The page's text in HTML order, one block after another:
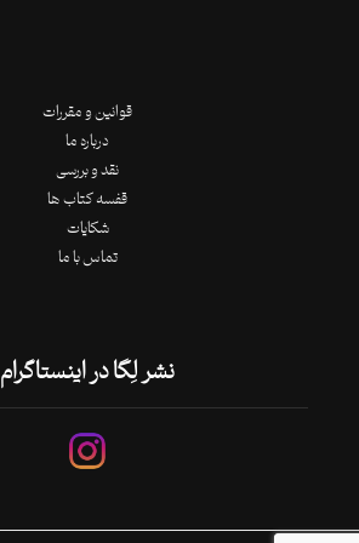
قوانین و مقررات
درباره ما
نقد و بررسی
قفسه کتاب ها
شکایات
تماس با ما
نشر لِگا در اینستاگرام